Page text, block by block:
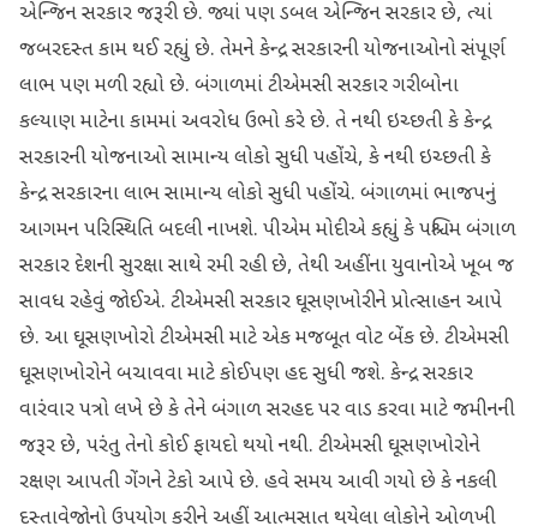
એન્જિન સરકાર જરૂરી છે. જ્યાં પણ ડબલ એન્જિન સરકાર છે, ત્યાં
જબરદસ્ત કામ થઈ રહ્યું છે. તેમને કેન્દ્ર સરકારની યોજનાઓનો સંપૂર્ણ
લાભ પણ મળી રહ્યો છે. બંગાળમાં ટીએમસી સરકાર ગરીબોના
કલ્યાણ માટેના કામમાં અવરોધ ઉભો કરે છે. તે નથી ઇચ્છતી કે કેન્દ્ર
સરકારની યોજનાઓ સામાન્ય લોકો સુધી પહોંચે, કે નથી ઇચ્છતી કે
કેન્દ્ર સરકારના લાભ સામાન્ય લોકો સુધી પહોંચે. બંગાળમાં ભાજપનું
આગમન પરિસ્થિતિ બદલી નાખશે. પીએમ મોદીએ કહ્યું કે પશ્ચિમ બંગાળ
સરકાર દેશની સુરક્ષા સાથે રમી રહી છે, તેથી અહીંના યુવાનોએ ખૂબ જ
સાવધ રહેવું જોઈએ. ટીએમસી સરકાર ઘૂસણખોરીને પ્રોત્સાહન આપે
છે. આ ઘૂસણખોરો ટીએમસી માટે એક મજબૂત વોટ બેંક છે. ટીએમસી
ઘૂસણખોરોને બચાવવા માટે કોઈપણ હદ સુધી જશે. કેન્દ્ર સરકાર
વારંવાર પત્રો લખે છે કે તેને બંગાળ સરહદ પર વાડ કરવા માટે જમીનની
જરૂર છે, પરંતુ તેનો કોઈ ફાયદો થયો નથી. ટીએમસી ઘૂસણખોરોને
રક્ષણ આપતી ગેંગને ટેકો આપે છે. હવે સમય આવી ગયો છે કે નકલી
દસ્તાવેજોનો ઉપયોગ કરીને અહીં આત્મસાત થયેલા લોકોને ઓળખી